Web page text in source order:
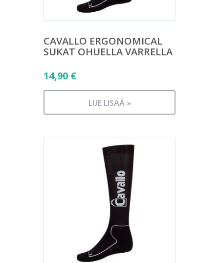
CAVALLO ERGONOMICAL
SUKAT OHUELLA VARRELLA
14,90 €
LUE LISÄÄ »